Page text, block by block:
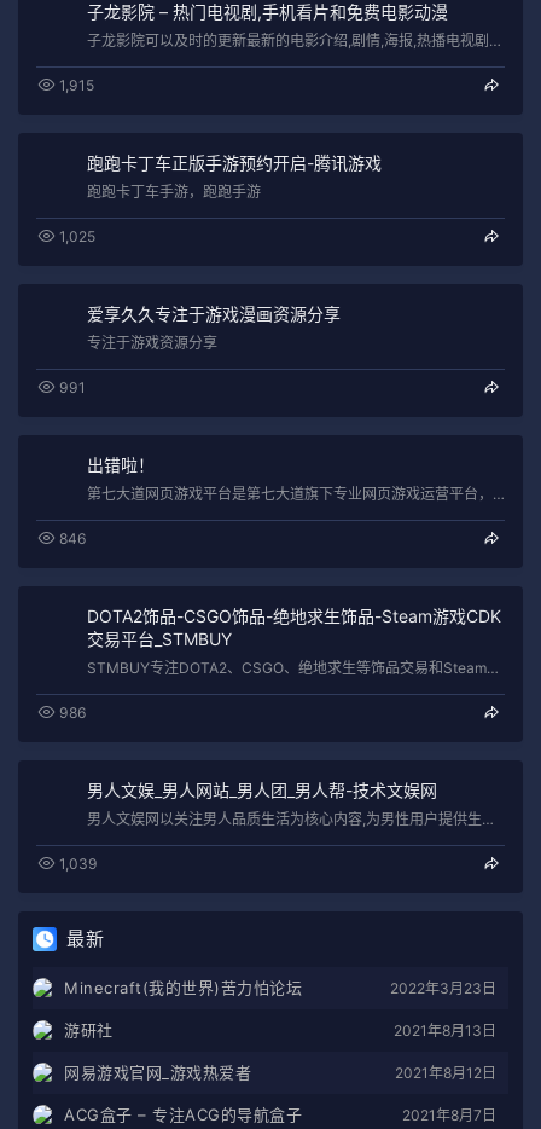
子龙影院 – 热门电视剧,手机看片和免费电影动漫
子龙影院可以及时的更新最新的电影介绍,剧情,海报,热播电视剧的主演探班信息,热门番剧动漫的最新连载,还有超人气的综艺节目真人秀歌舞纪…
1,915
跑跑卡丁车正版手游预约开启-腾讯游戏
跑跑卡丁车手游，跑跑手游
1,025
爱享久久专注于游戏漫画资源分享
专注于游戏资源分享
991
出错啦！
第七大道网页游戏平台是第七大道旗下专业网页游戏运营平台，致力于为全球游戏玩家提供健康、快乐、绿色的网页游戏，最新最全最好玩的网页游戏…
846
DOTA2饰品-CSGO饰品-绝地求生饰品-Steam游戏CDK
交易平台_STMBUY
STMBUY专注DOTA2、CSGO、绝地求生等饰品交易和Steam游戏CDK出售,快捷便利、安全可靠,为您提供更好的饰品交易服务和…
986
男人文娱_男人网站_男人团_男人帮-技术文娱网
男人文娱网以关注男人品质生活为核心内容,为男性用户提供生活资讯、军事新闻、娱乐八卦、时尚装扮、汽车资讯、游戏资讯、男性健康等,是中国…
1,039
最新
Minecraft(我的世界)苦力怕论坛 2022年3月23日
游研社 2021年8月13日
网易游戏官网_游戏热爱者 2021年8月12日
ACG盒子 – 专注ACG的导航盒子 2021年8月7日